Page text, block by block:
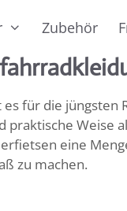
Zubehör
für die
Weise
eine
zu machen.